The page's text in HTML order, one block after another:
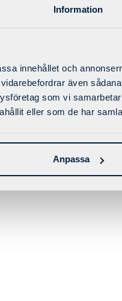
Information
innehållet och
även
som vi
eller som de har
Anpassa
Fitness AB | Skapad